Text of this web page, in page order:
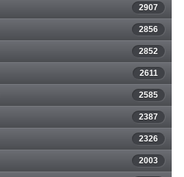
2907
2856
2852
2611
2585
2387
2326
2003